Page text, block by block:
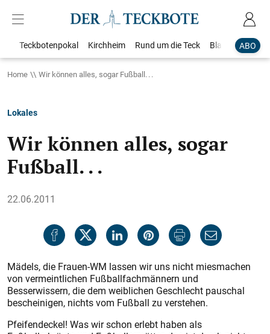
ABO
Teckbotenpokal Kirchheim Rund um die Teck Blaulicht
Home Wir können alles, sogar Fußball. . .
Lokales
Wir können alles, sogar
Fußball. . .
22.06.2011
Mädels, die Frauen-WM lassen wir uns nicht miesmachen
von vermeintlichen Fußballfachmännern und
Besserwissern, die dem weiblichen Geschlecht pauschal
bescheinigen, nichts vom Fußball zu verstehen.
Pfeifendeckel! Was wir schon erlebt haben als